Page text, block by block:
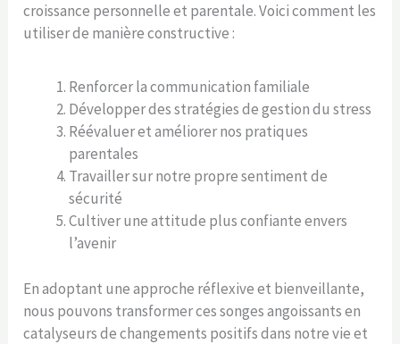
croissance personnelle et parentale. Voici comment les
utiliser de manière constructive :
Renforcer la communication familiale
Développer des stratégies de gestion du stress
Réévaluer et améliorer nos pratiques
parentales
Travailler sur notre propre sentiment de
sécurité
Cultiver une attitude plus confiante envers
l’avenir
En adoptant une approche réflexive et bienveillante,
nous pouvons transformer ces songes angoissants en
catalyseurs de changements positifs dans notre vie et